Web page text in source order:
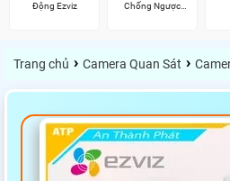
Động Ezviz
Chống Ngược
Trang chủ › Camera Quan Sát ›